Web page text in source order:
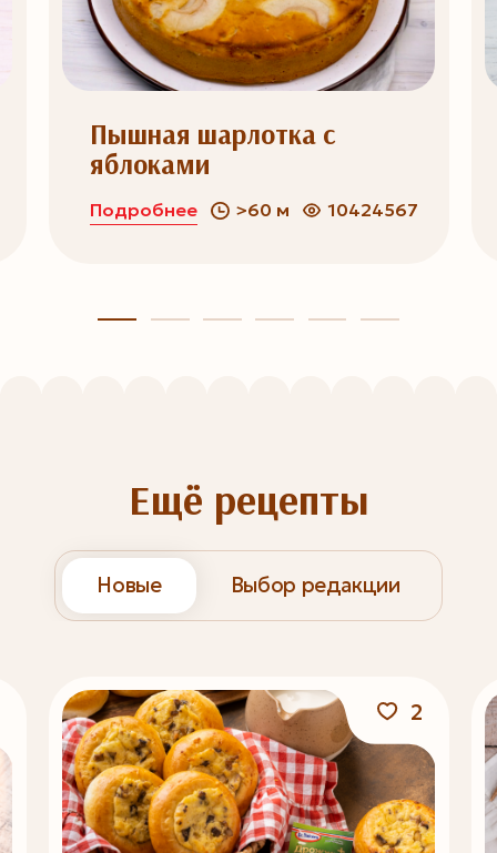
Пышная шарлотка с
яблоками
Подробнее >60 м 10424567
Ещё рецепты
Новые Выбор редакции
2